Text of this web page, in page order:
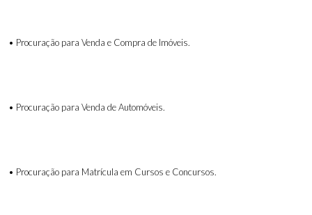
• Procuração para Venda e Compra de Imóveis.
• Procuração para Venda de Automóveis.
• Procuração para Matrícula em Cursos e Concursos.